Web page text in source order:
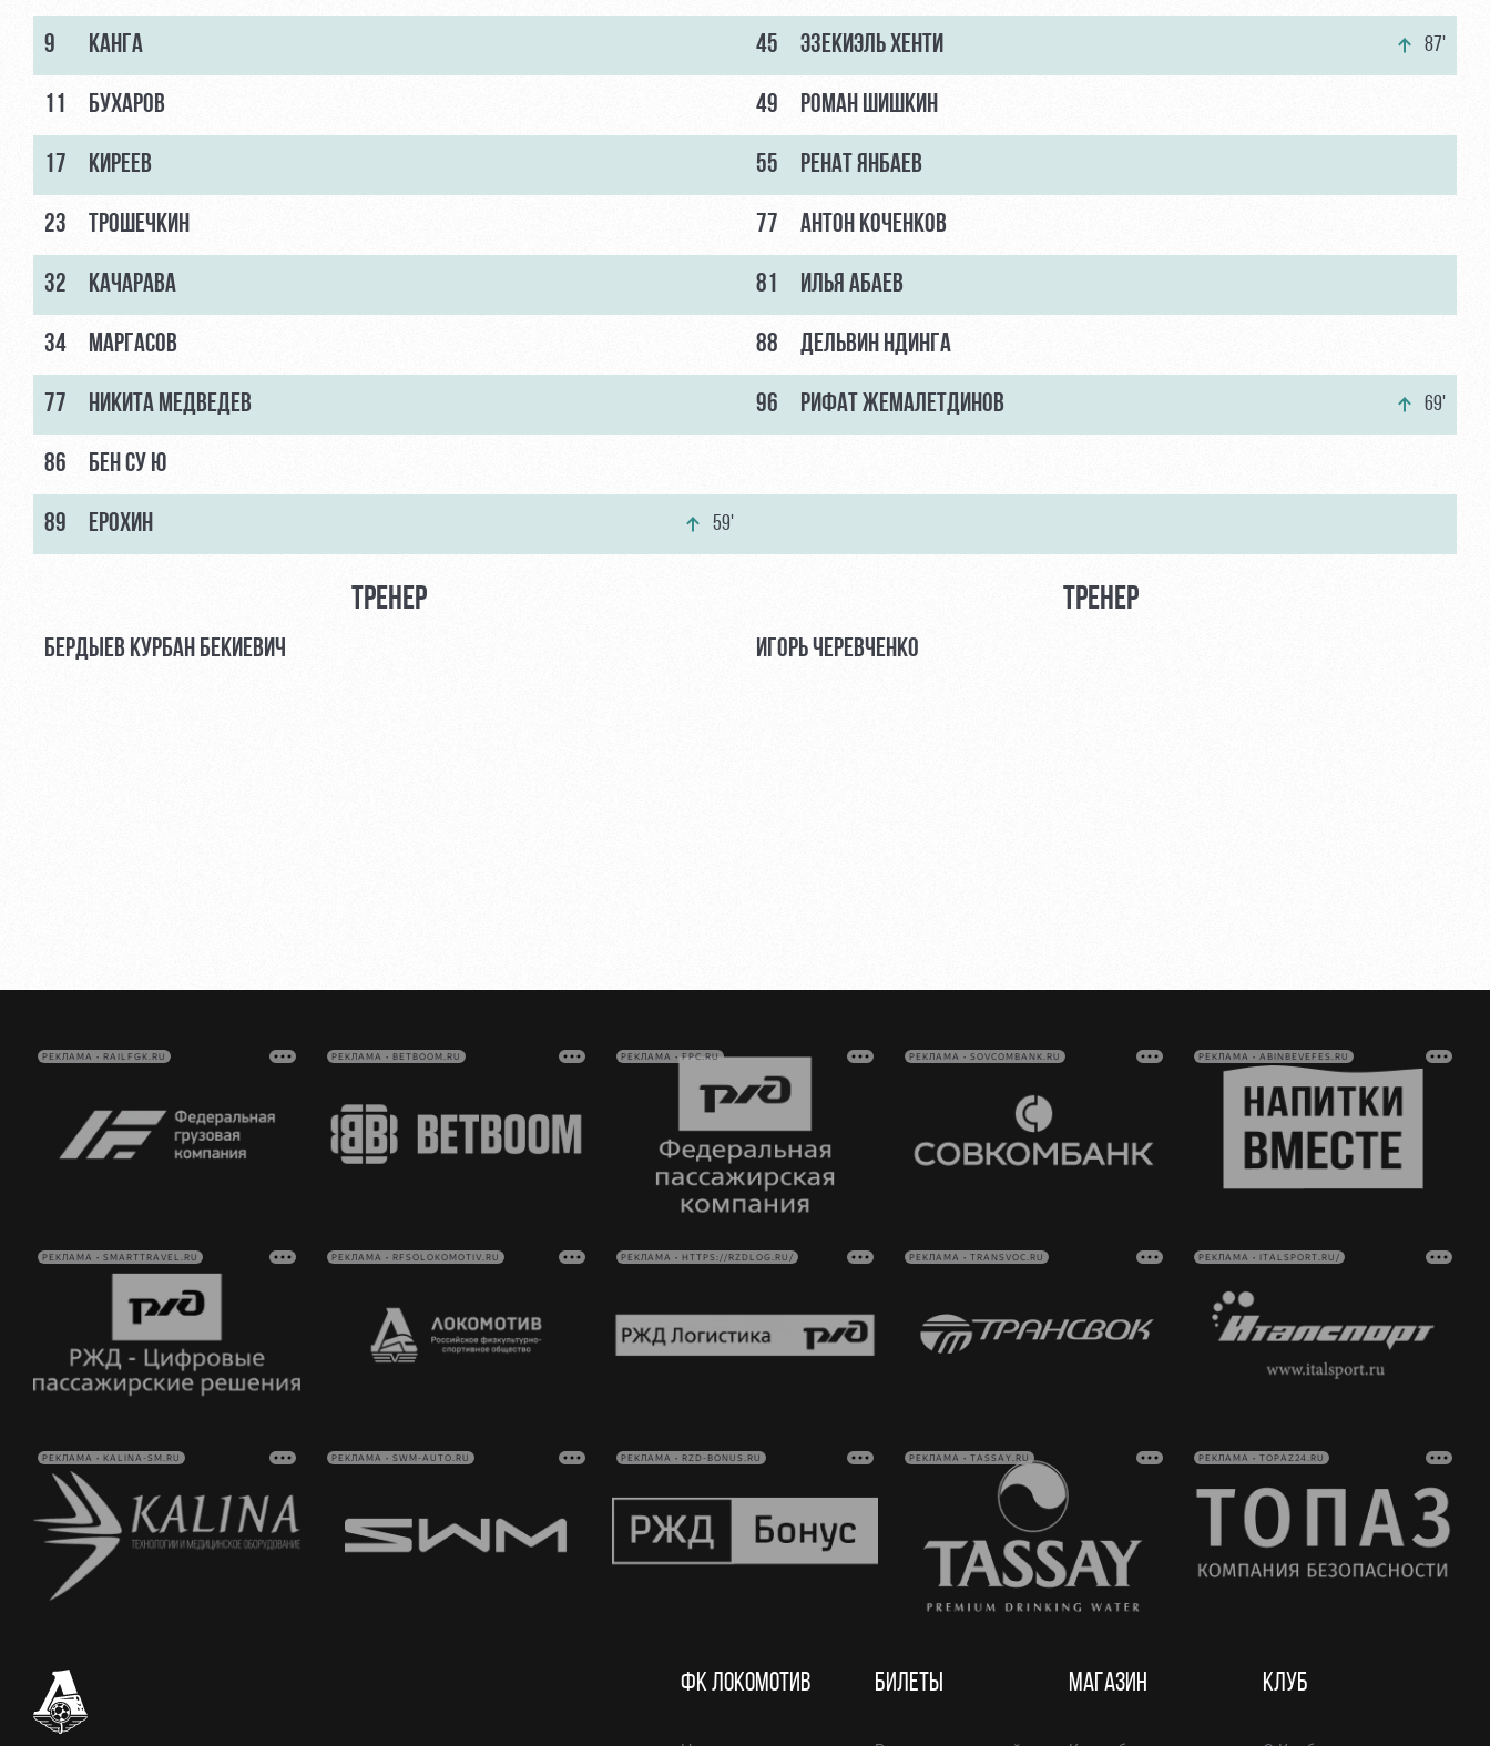
9 КАНГА
11 БУХАРОВ
17 КИРЕЕВ
23 ТРОШЕЧКИН
32 КАЧАРАВА
34 МАРГАСОВ
77 НИКИТА МЕДВЕДЕВ
86 БЕН СУ Ю
89 ЕРОХИН 59'
ТРЕНЕР
БЕРДЫЕВ КУРБАН БЕКИЕВИЧ
45 ЭЗЕКИЭЛЬ ХЕНТИ 87'
49 РОМАН ШИШКИН
55 РЕНАТ ЯНБАЕВ
77 АНТОН КОЧЕНКОВ
81 ИЛЬЯ АБАЕВ
88 ДЕЛЬВИН НДИНГА
96 РИФАТ ЖЕМАЛЕТДИНОВ 69'
ТРЕНЕР
ИГОРЬ ЧЕРЕВЧЕНКО
РЕКЛАМА • RAILFGK.RU РЕКЛАМА • BETBOOM.RU РЕКЛАМА • FPC.RU РЕКЛАМА • SOVCOMBANK.RU РЕКЛАМА • ABINBEVEFES.RU
РЕКЛАМА • SMARTTRAVEL.RU РЕКЛАМА • RFSOLOKOMOTIV.RU РЕКЛАМА • HTTPS://RZDLOG.RU/ РЕКЛАМА • TRANSVOC.RU РЕКЛАМА • ITALSPORT.RU/
РЕКЛАМА • KALINA-SM.RU РЕКЛАМА • SWM-AUTO.RU РЕКЛАМА • RZD-BONUS.RU РЕКЛАМА • TASSAY.RU РЕКЛАМА • TOPAZ24.RU
ФК ЛОКОМОТИВ БИЛЕТЫ МАГАЗИН КЛУБ